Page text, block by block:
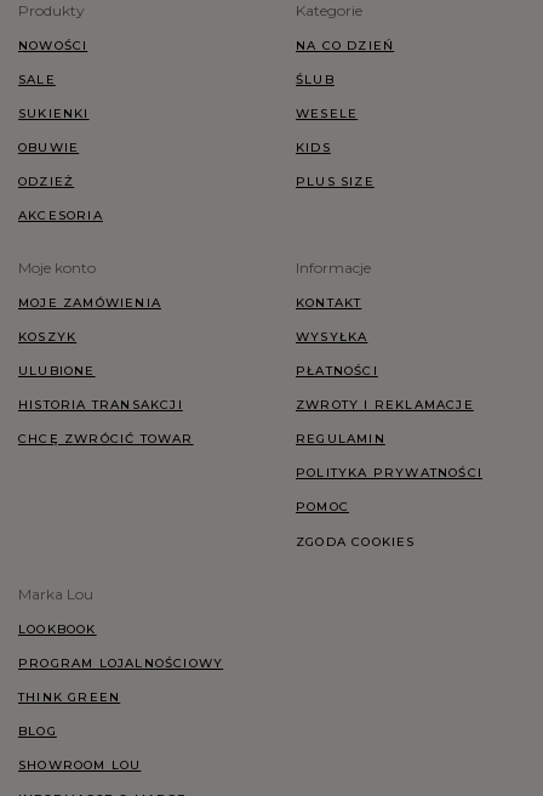
Produkty
NOWOŚCI
SALE
SUKIENKI
OBUWIE
ODZIEŻ
AKCESORIA
Kategorie
NA CO DZIEŃ
ŚLUB
WESELE
KIDS
PLUS SIZE
Moje konto
MOJE ZAMÓWIENIA
KOSZYK
ULUBIONE
HISTORIA TRANSAKCJI
CHCĘ ZWRÓCIĆ TOWAR
Informacje
KONTAKT
WYSYŁKA
PŁATNOŚCI
ZWROTY I REKLAMACJE
REGULAMIN
POLITYKA PRYWATNOŚCI
POMOC
ZGODA COOKIES
Marka Lou
LOOKBOOK
PROGRAM LOJALNOŚCIOWY
THINK GREEN
BLOG
SHOWROOM LOU